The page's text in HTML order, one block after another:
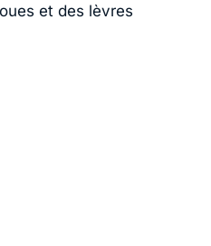
et des lèvres